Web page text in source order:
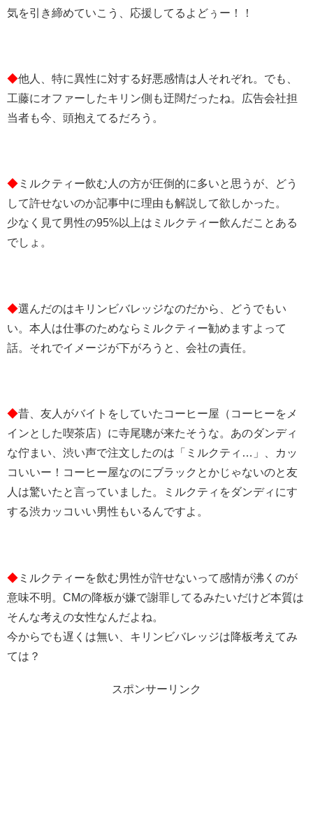
気を引き締めていこう、応援してるよどぅー！！
◆他人、特に異性に対する好悪感情は人それぞれ。でも、
工藤にオファーしたキリン側も迂闊だったね。広告会社担
当者も今、頭抱えてるだろう。
◆ ミルクティー飲む人の方が圧倒的に多いと思うが、どう
して許せないのか記事中に理由も解説して欲しかった。
少なく見て男性の95%以上はミルクティー飲んだことある
でしょ。
◆選んだのはキリンビバレッジなのだから、どうでもい
い。本人は仕事のためならミルクティー勧めますよって
話。それでイメージが下がろうと、会社の責任。
◆昔、友人がバイトをしていたコーヒー屋（コーヒーをメ
インとした喫茶店）に寺尾聰が来たそうな。あのダンディ
な佇まい、渋い声で注文したのは「ミルクティ…」、カッ
コいいー！コーヒー屋なのにブラックとかじゃないのと友
人は驚いたと言っていました。ミルクティをダンディにす
する渋カッコいい男性もいるんですよ。
◆ ミルクティーを飲む男性が許せないって感情が沸くのが
意味不明。CMの降板が嫌で謝罪してるみたいだけど本質は
そんな考えの女性なんだよね。
今からでも遅くは無い、キリンビバレッジは降板考えてみ
ては？
スポンサーリンク